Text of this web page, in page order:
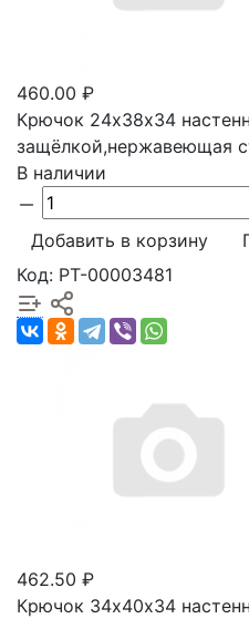
460.00 ₽
Крючок 24х38х34
защёлкой,нержавеющая
В наличии
Добавить в корзину
Код: РТ-00003481
462.50 ₽
Крючок 34х40х34